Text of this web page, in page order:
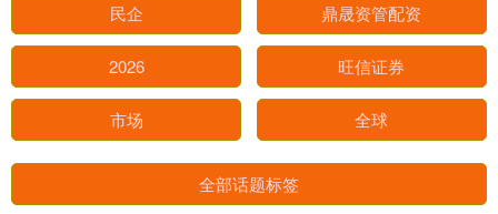
民企 鼎晟资管配资
2026 旺信证券
市场 全球
全部话题标签